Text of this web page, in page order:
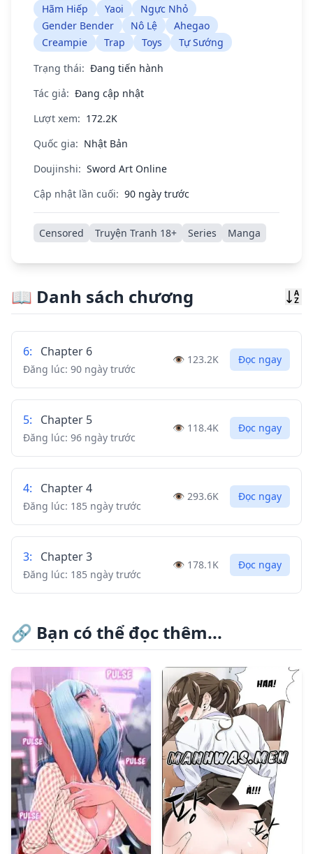
Hãm Hiếp Yaoi
Ngực Nhỏ
Gender Bender
Nô Lệ
Ahegao
Creampie
Trap Toys
Tự Sướng
Trạng thái: Đang tiến hành
Tác giả: Đang cập nhật
Lượt xem: 172.2K
Quốc gia: Nhật Bản
Doujinshi: Sword Art Online
Cập nhật lần cuối: 90 ngày trước
Censored Truyện Tranh 18+ Series Manga
📖 Danh sách chương
6: Chapter 6
Đăng lúc: 90 ngày trước
👁️ 123.2K Đọc ngay
5: Chapter 5
Đăng lúc: 96 ngày trước
👁️ 118.4K Đọc ngay
4: Chapter 4
Đăng lúc: 185 ngày trước
👁️ 293.6K Đọc ngay
3: Chapter 3
Đăng lúc: 185 ngày trước
👁️ 178.1K Đọc ngay
2: 2
Đăng lúc: 394 ngày trước
👁️409.9K
1: 1
Đăng lúc: 394 ngày trước
👁️602.3K Đọc ngay
🔗 Bạn có thể đọc thêm...